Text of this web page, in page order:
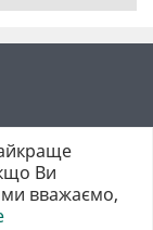
Ви
ми вважаємо,